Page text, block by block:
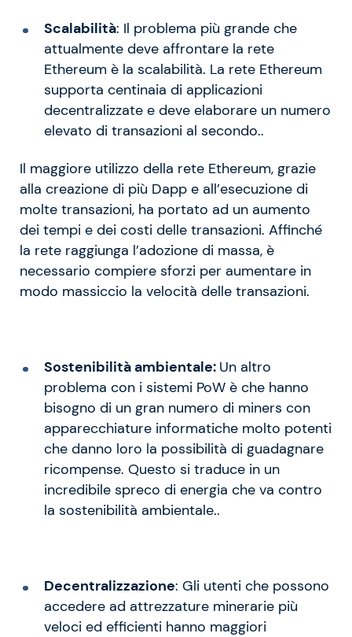
Scalabilità: Il problema più grande che
attualmente deve affrontare la rete
Ethereum è la scalabilità. La rete Ethereum
supporta centinaia di applicazioni
decentralizzate e deve elaborare un numero
elevato di transazioni al secondo..
Il maggiore utilizzo della rete Ethereum, grazie
alla creazione di più Dapp e all’esecuzione di
molte transazioni, ha portato ad un aumento
dei tempi e dei costi delle transazioni. Affinché
la rete raggiunga l’adozione di massa, è
necessario compiere sforzi per aumentare in
modo massiccio la velocità delle transazioni.
Sostenibilità ambientale: Un altro
problema con i sistemi PoW è che hanno
bisogno di un gran numero di miners con
apparecchiature informatiche molto potenti
che danno loro la possibilità di guadagnare
ricompense. Questo si traduce in un
incredibile spreco di energia che va contro
la sostenibilità ambientale..
Decentralizzazione: Gli utenti che possono
accedere ad attrezzature minerarie più
veloci ed efficienti hanno maggiori